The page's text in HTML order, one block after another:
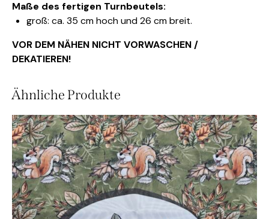
Maße des fertigen Turnbeutels:
groß: ca. 35 cm hoch und 26 cm breit.
VOR DEM NÄHEN NICHT VORWASCHEN /
DEKATIEREN!
Ähnliche Produkte